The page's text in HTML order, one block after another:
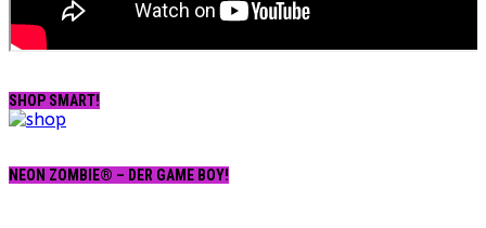
SHOP SMART!
NEON ZOMBIE® – DER GAME BOY!